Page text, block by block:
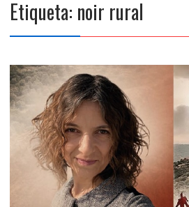
Etiqueta: noir rural